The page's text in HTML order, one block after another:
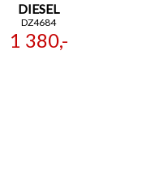
DIESEL
DZ4684
1 380,-